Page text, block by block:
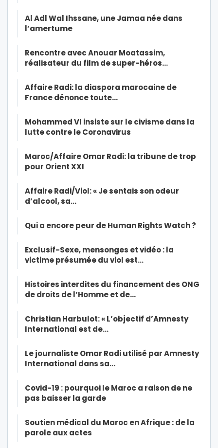
Al Adl Wal Ihssane, une Jamaa née dans
l’amertume
Rencontre avec Anouar Moatassim,
réalisateur du film de super-héros…
Affaire Radi: la diaspora marocaine de
France dénonce toute…
Mohammed VI insiste sur le civisme dans la
lutte contre le Coronavirus
Maroc/Affaire Omar Radi: la tribune de trop
pour Orient XXI
Affaire Radi/Viol: « Je sentais son odeur
d’alcool, sa…
Qui a encore peur de Human Rights Watch ?
Exclusif-Sexe, mensonges et vidéo : la
victime présumée du viol est…
Histoires interdites du financement des ONG
de droits de l’Homme et de…
Christian Harbulot: « L’objectif d’Amnesty
International est de…
Le journaliste Omar Radi utilisé par Amnesty
International dans sa…
Covid-19 : pourquoi le Maroc a raison de ne
pas baisser la garde
Soutien médical du Maroc en Afrique : de la
parole aux actes